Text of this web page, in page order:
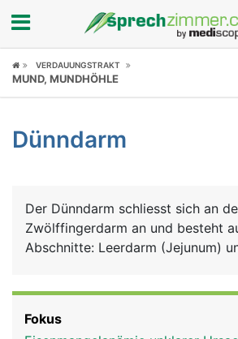
Fokus
Symptome
News
Rubriken
VERDAUUNGSTRAKT
MUND, MUNDHÖHLE
Dünndarm
Der Dünndarm schliesst sich an
Zwölffingerdarm an und besteht
Abschnitte: Leerdarm (Jejunum)
ein. Im Dünndarm findet die
Fokus